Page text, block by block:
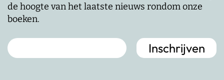
de hoogte van het laatste nieuws rondom onze
boeken.